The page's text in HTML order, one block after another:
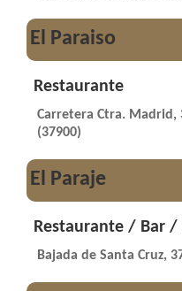
El Paraiso
Restaurante
Carretera Ctra. Madrid,
(37900)
El Paraje
Restaurante / Bar /
Bajada de Santa Cruz,